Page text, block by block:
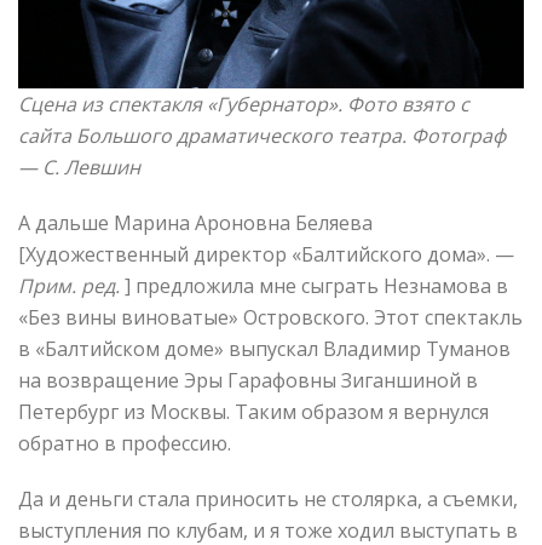
Сцена из спектакля «Губернатор». Фото взято с
сайта Большого драматического театра. Фотограф
—С. Левшин
А дальше Марина Ароновна Беляева
[Художественный директор «Балтийского дома». —
Прим. ред. ] предложила мне сыграть Незнамова в
«Без вины виноватые» Островского. Этот спектакль
в «Балтийском доме» выпускал Владимир Туманов
на возвращение Эры Гарафовны Зиганшиной в
Петербург из Москвы. Таким образом я вернулся
обратно в профессию.
Да и деньги стала приносить не столярка, а съемки,
выступления по клубам, и я тоже ходил выступать в